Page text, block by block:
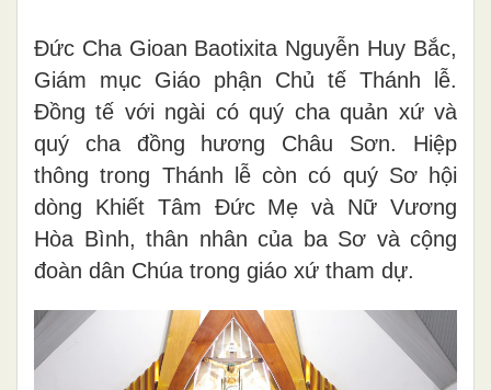
Đức Cha Gioan Baotixita Nguyễn Huy Bắc,
Giám mục Giáo phận Chủ tế Thánh lễ.
Đồng tế với ngài có quý cha quản xứ và
quý cha đồng hương Châu Sơn. Hiệp
thông trong Thánh lễ còn có quý Sơ hội
dòng Khiết Tâm Đức Mẹ và Nữ Vương
Hòa Bình, thân nhân của ba Sơ và cộng
đoàn dân Chúa trong giáo xứ tham dự.